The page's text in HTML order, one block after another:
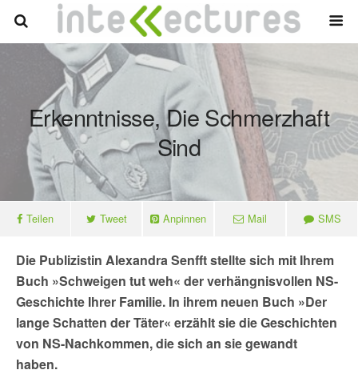
Erkenntnisse, Die Schmerzhaft
Sind
Teilen Tweet Anpinnen Mail SMS
Die Publizistin Alexandra Senfft stellte sich mit Ihrem
Buch »Schweigen tut weh« der verhängnisvollen NS-
Geschichte Ihrer Familie. In ihrem neuen Buch »Der
lange Schatten der Täter« erzählt sie die Geschichten
von NS-Nachkommen, die sich an sie gewandt
haben.